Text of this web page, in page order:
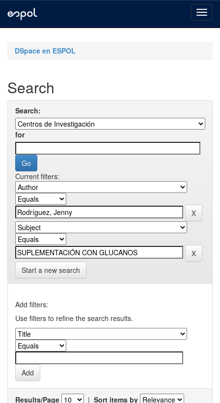
navigationDSpace en ESPOL
Search
Search:
for
Current filters:
Start a new search
Add filters:
Use filters to refine the search results.
Results/Page | Sort items by